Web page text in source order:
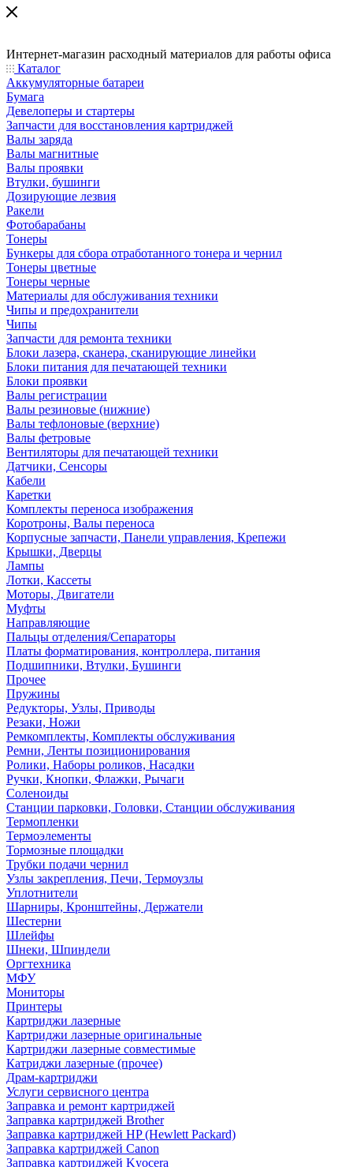
Интернет-магазин расходный материалов для работы офиса
Каталог
Аккумуляторные батареи
Бумага
Девелоперы и стартеры
Запчасти для восстановления картриджей
Валы заряда
Валы магнитные
Валы проявки
Втулки, бушинги
Дозирующие лезвия
Ракели
Фотобарабаны
Тонеры
Бункеры для сбора отработанного тонера и чернил
Тонеры цветные
Тонеры черные
Материалы для обслуживания техники
Чипы и предохранители
Чипы
Запчасти для ремонта техники
Блоки лазера, сканера, сканирующие линейки
Блоки питания для печатающей техники
Блоки проявки
Валы регистрации
Валы резиновые (нижние)
Валы тефлоновые (верхние)
Валы фетровые
Вентиляторы для печатающей техники
Датчики, Сенсоры
Кабели
Каретки
Комплекты переноса изображения
Коротроны, Валы переноса
Корпусные запчасти, Панели управления, Крепежи
Крышки, Дверцы
Лампы
Лотки, Кассеты
Моторы, Двигатели
Муфты
Направляющие
Пальцы отделения/Сепараторы
Платы форматирования, контроллера, питания
Подшипники, Втулки, Бушинги
Прочее
Пружины
Редукторы, Узлы, Приводы
Резаки, Ножи
Ремкомплекты, Комплекты обслуживания
Ремни, Ленты позиционирования
Ролики, Наборы роликов, Насадки
Ручки, Кнопки, Флажки, Рычаги
Соленоиды
Станции парковки, Головки, Станции обслуживания
Термопленки
Термоэлементы
Тормозные площадки
Трубки подачи чернил
Узлы закрепления, Печи, Термоузлы
Уплотнители
Шарниры, Кронштейны, Держатели
Шестерни
Шлейфы
Шнеки, Шпиндели
Оргтехника
МФУ
Мониторы
Принтеры
Картриджи лазерные
Картриджи лазерные оригинальные
Картриджи лазерные совместимые
Катриджи лазерные (прочее)
Драм-картриджи
Услуги сервисного центра
Заправка и ремонт картриджей
Заправка картриджей Brother
Заправка картриджей HP (Hewlett Packard)
Заправка картриджей Canon
Заправка картриджей Kyocera